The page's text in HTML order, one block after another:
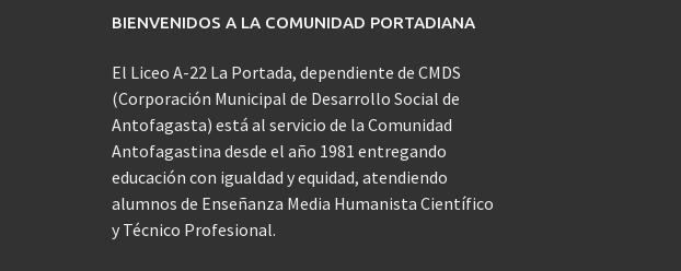
BIENVENIDOS A LA COMUNIDAD PORTADIANA
El Liceo A-22 La Portada, dependiente de CMDS
(Corporación Municipal de Desarrollo Social de
Antofagasta) está al servicio de la Comunidad
Antofagastina desde el año 1981 entregando
educación con igualdad y equidad, atendiendo
alumnos de Enseñanza Media Humanista Científico
y Técnico Profesional.